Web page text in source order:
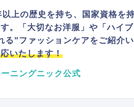
上の歴史を持ち、国家資格を
。「大切なお洋服」や「ハイブ
”ファッションケアをご紹介い
いたします！
ニングニック公式